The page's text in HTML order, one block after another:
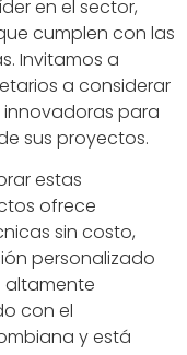
en el sector,
cumplen con las
Invitamos a
a considerar
para
sus proyectos.
estas
ofrece
sin costo,
personalizado
altamente
con el
y está